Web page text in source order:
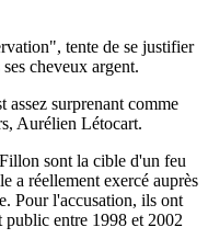
tente de se justifier
cheveux argent.
assez surprenant comme
Aurélien Létocart.
sont la cible d'un feu
a réellement exercé auprès
Pour l'accusation, ils ont
public entre 1998 et 2002